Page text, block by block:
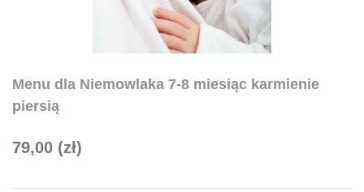
Menu dla Niemowlaka 7-8 miesiąc karmienie
piersią
79,00 (zł)